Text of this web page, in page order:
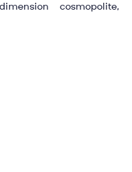
cosmopolite,